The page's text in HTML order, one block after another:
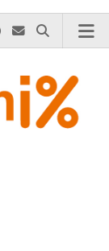
zadzwoń
u
X
nas na Instagram-ie
nas na TikTok-u
Szukaj nas na Spotify
Wyślij do nas
Szukaj